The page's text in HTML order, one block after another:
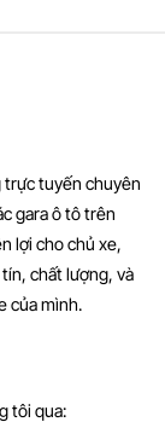
trực tuyến chuyên
gara ô tô trên
lợi cho chủ xe,
chất lượng, và
của mình.
tôi qua: